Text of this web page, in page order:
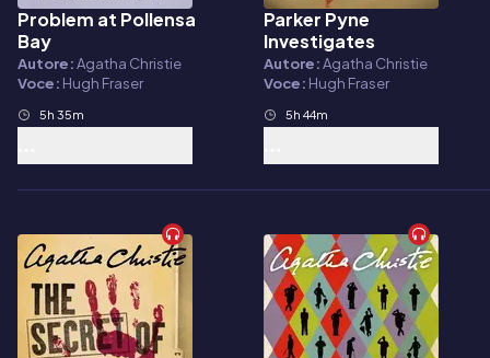
Audiolibro
Problem at Pollensa
Bay
Autore:Agatha Christie
Voce: Hugh Fraser
5h 35m
Audiolibro
Parker Pyne
Investigates
Autore:Agatha Christie
Voce: Hugh Fraser
5h 44m